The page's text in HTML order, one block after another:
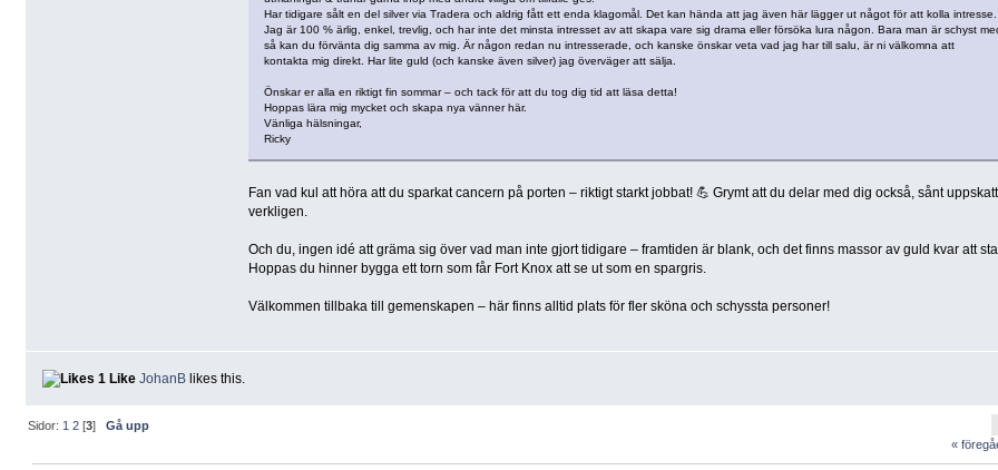
Har tidigare sålt en del silver via Tradera och aldrig fått ett enda klagomål. Det kan hända att jag även här lägger ut något för att kolla intresse.
Jag är 100 % ärlig, enkel, trevlig, och har inte det minsta intresset av att skapa vare sig drama eller försöka lura någon. Bara man är schyst
så kan du förvänta dig samma av mig. Är någon redan nu intresserade, och kanske önskar veta vad jag har till salu, är ni välkomna att
kontakta mig direkt. Har lite guld (och kanske även silver) jag överväger att sälja.
Önskar er alla en riktigt fin sommar – och tack för att du tog dig tid att läsa detta!
Hoppas lära mig mycket och skapa nya vänner här.
Vänliga hälsningar,
Ricky
Fan vad kul att höra att du sparkat cancern på porten – riktigt starkt jobbat! 💪 Grymt att du delar med dig också, sånt
verkligen.
Och du, ingen idé att gräma sig över vad man inte gjort tidigare – framtiden är blank, och det finns massor av guld kvar att
Hoppas du hinner bygga ett torn som får Fort Knox att se ut som en spargris.
Välkommen tillbaka till gemenskapen – här finns alltid plats för fler sköna och schyssta personer!
1 Like JohanBlikes this.
Sidor: 1 2 [3]Gå upp
«